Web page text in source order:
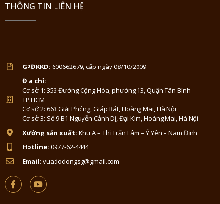
THÔNG TIN LIÊN HỆ
GPĐKKD: 600662679, cấp ngày 08/10/2009
Địa chỉ:
Cơ sở 1: 353 Đường Cộng Hòa, phường 13, Quận Tân Bình -
TP.HCM
Cơ sở 2: 663 Giải Phóng, Giáp Bát, Hoàng Mai, Hà Nội
Cơ sở 3: Số 9 B1 Nguyễn Cảnh Dị, Đại Kim, Hoàng Mai, Hà Nội
Xưởng sản xuất: Khu A – Thị Trấn Lâm – Ý Yên – Nam Định
Hotline: 0977-62-4444
Email: vuadodongsg@gmail.com